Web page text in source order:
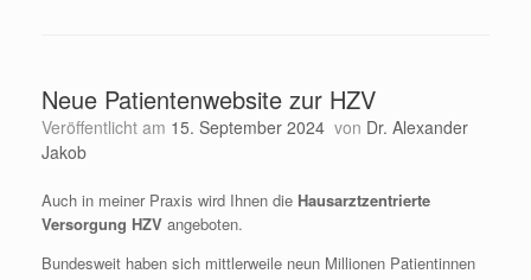
Neue Patientenwebsite zur HZV
Veröffentlicht am 15. September 2024 von Dr. Alexander
Jakob
Auch in meiner Praxis wird Ihnen die Hausarztzentrierte
Versorgung HZV angeboten.
Bundesweit haben sich mittlerweile neun Millionen Patientinnen